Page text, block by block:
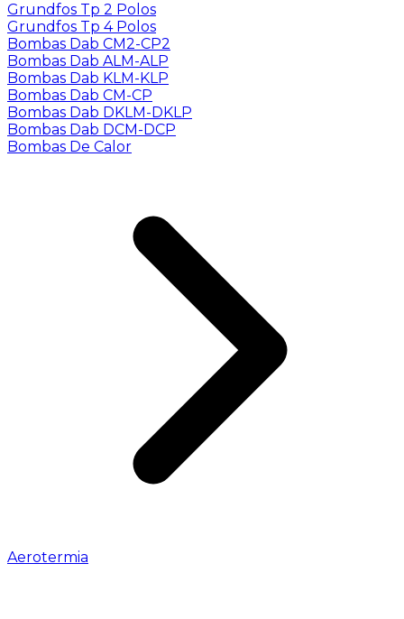
Grundfos Tp 2 Polos
Grundfos Tp 4 Polos
Bombas Dab CM2-CP2
Bombas Dab ALM-ALP
Bombas Dab KLM-KLP
Bombas Dab CM-CP
Bombas Dab DKLM-DKLP
Bombas Dab DCM-DCP
Bombas De Calor
Aerotermia